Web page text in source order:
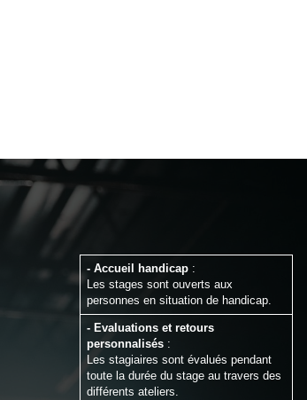
- Accueil handicap:
Les stages sont ouverts aux
personnes en situation de handicap.
- Evaluations et retours
personnalisés:
Les stagiaires sont évalués pendant
toute la durée du stage au travers des
différents ateliers.